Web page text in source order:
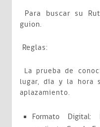
Para buscar su
guion.
Reglas:
La prueba de
lugar, día y la hora
aplazamiento.
Formato Digital: